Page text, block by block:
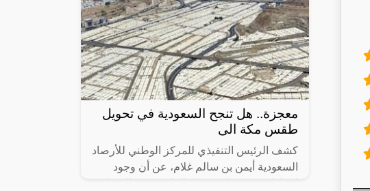
معجزة.. هل تنجح السعودية في تحويل
طقس مكة الى
كشف الرئيس التنفيذي للمركز الوطني للأرصاد
السعودية أيمن بن سالم غلام، عن أن وجود